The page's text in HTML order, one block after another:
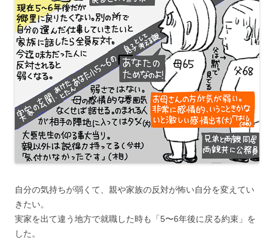
自分の気持ちが弱くて、親や家族の反対が怖い自分を変えてい
きたい。
実家を出て違う地方で就職した時も「5〜6年後に戻る約束」を
した。